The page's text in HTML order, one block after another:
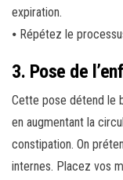
expiration.
⦁ Répétez le
3. Pose de
Cette pose détend le
en augmentant la
constipation. On
internes. Placez vos